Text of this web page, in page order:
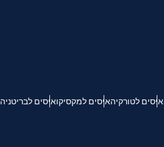
איסים לטורקיהאיסים למקסיקואיסים לבריטניה Deutsch